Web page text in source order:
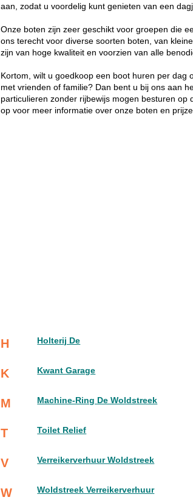
aan, zodat u voordelig kunt genieten van een
Onze boten zijn zeer geschikt voor groepen die
ons terecht voor diverse soorten boten, van
zijn van hoge kwaliteit en voorzien van alle
Kortom, wilt u goedkoop een boot huren per dag
met vrienden of familie? Dan bent u bij ons aan
particulieren zonder rijbewijs mogen besturen
op voor meer informatie over onze boten en
H Holterij De
K Kwant Garage
M Machine-Ring De Woldstreek
T Toilet Relief
V Verreikerverhuur Woldstreek
W Woldstreek Verreikerverhuur